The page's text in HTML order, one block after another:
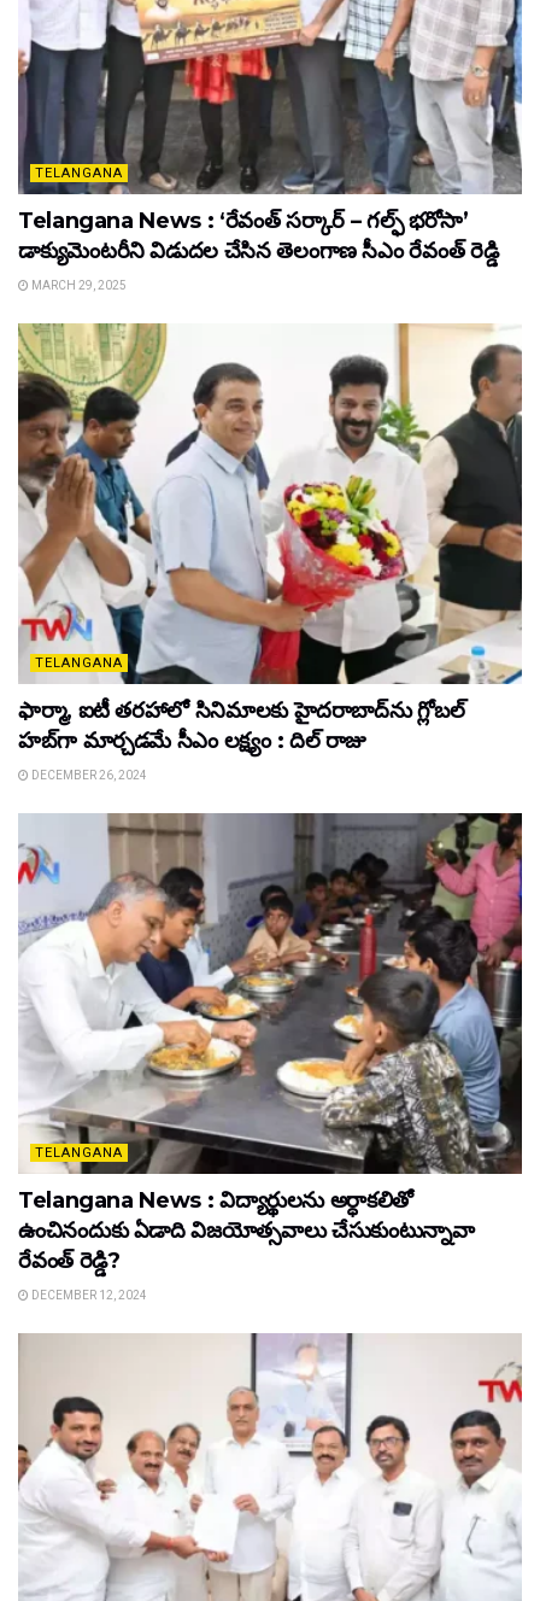
TELANGANA
Telangana News : ‘రేవంత్ సర్కార్ – గల్ఫ్ భరోసా’
డాక్యుమెంటరీని విడుదల చేసిన తెలంగాణ సీఎం రేవంత్ రెడ్డి
MARCH 29, 2025
TELANGANA
ఫార్మా, ఐటీ తరహాలో సినిమాలకు హైదరాబాద్‌ను గ్లోబల్
హబ్‌గా మార్చడమే సీఎం లక్ష్యం : దిల్ రాజు
DECEMBER 26, 2024
TELANGANA
Telangana News : విద్యార్థులను అర్ధాకలితో
ఉంచినందుకు ఏడాది విజయోత్సవాలు చేసుకుంటున్నావా
రేవంత్ రెడ్డి?
DECEMBER 12, 2024